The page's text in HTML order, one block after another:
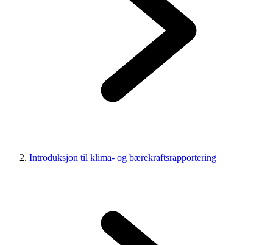
Introduksjon til klima- og bærekraftsrapportering